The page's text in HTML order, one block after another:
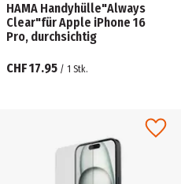
HAMA Handyhülle"Always
Clear"für Apple iPhone 16
Pro, durchsichtig
CHF 17.95 / 1 Stk.